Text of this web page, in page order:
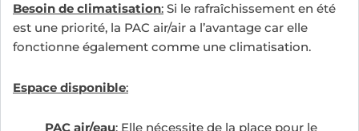
Besoin de climatisation: Si le rafraîchissement en été
est une priorité, la PAC air/air a l’avantage car elle
fonctionne également comme une climatisation.
Espace disponible:
PAC air/eau: Elle nécessite de la place pour le